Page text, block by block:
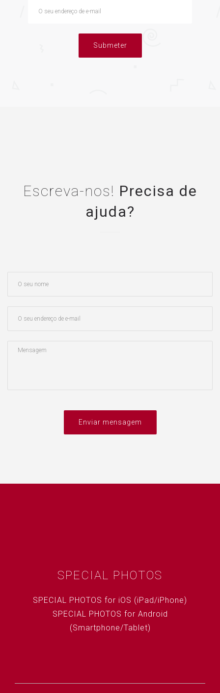
Submeter
Escreva-nos! Precisa de
ajuda?
Enviar mensagem
SPECIAL PHOTOS
SPECIAL PHOTOS for iOS (iPad/iPhone)
SPECIAL PHOTOS for Android
(Smartphone/Tablet)